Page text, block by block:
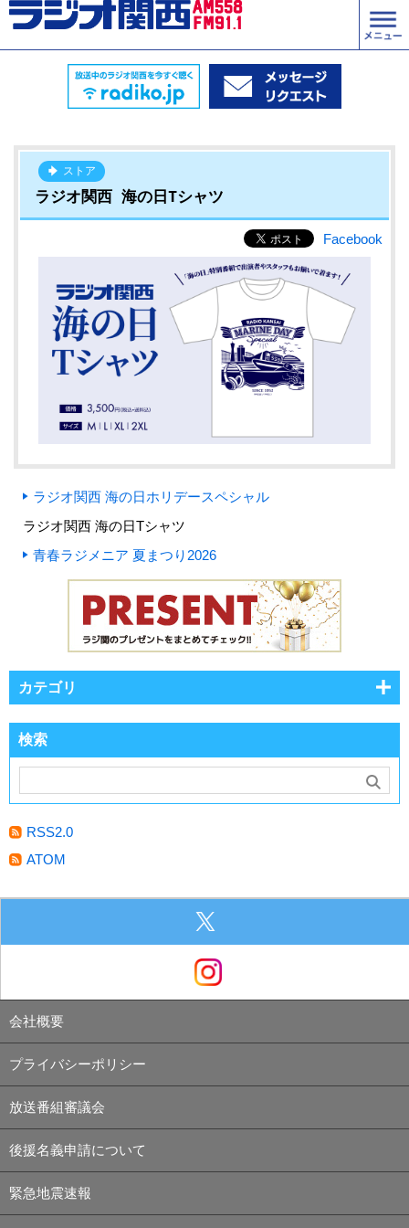
ストア
ラジオ関西 海の日Tシャツ
Facebook
ラジオ関西 海の日ホリデースペシャル
ラジオ関西 海の日Tシャツ
青春ラジメニア 夏まつり2026
カテゴリ
検索
RSS2.0
ATOM
会社概要
プライバシーポリシー
放送番組審議会
後援名義申請について
緊急地震速報